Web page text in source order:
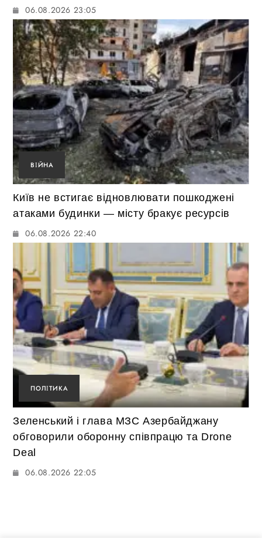
06.08.2026 23:05
ВІЙНА
Київ не встигає відновлювати пошкоджені
атаками будинки — місту бракує ресурсів
06.08.2026 22:40
ПОЛІТИКА
Зеленський і глава МЗС Азербайджану
обговорили оборонну співпрацю та Drone
Deal
06.08.2026 22:05